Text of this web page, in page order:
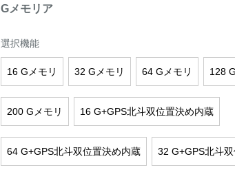
Gメモリア
選択機能
16 Gメモリ 32 Gメモリ 64 Gメモリ 128
200 Gメモリ 16 G+GPS北斗双位置決め内蔵
64 G+GPS北斗双位置決め内蔵 32 G+GPS北斗